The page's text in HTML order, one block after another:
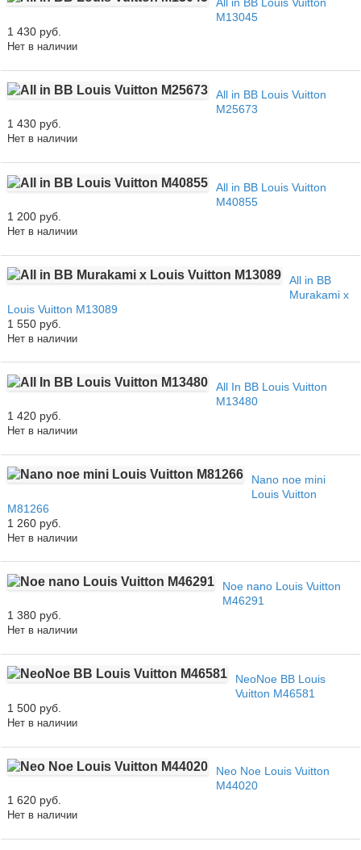
M13045
1 430 руб.
Нет в наличии
All in BB Louis Vuitton
M25673
1 430 руб.
Нет в наличии
All in BB Louis Vuitton
M40855
1 200 руб.
Нет в наличии
All in BB
Murakami x
Louis Vuitton M13089
1 550 руб.
Нет в наличии
All In BB Louis Vuitton
M13480
1 420 руб.
Нет в наличии
Nano noe mini
Louis Vuitton
M81266
1 260 руб.
Нет в наличии
Noe nano Louis Vuitton
M46291
1 380 руб.
Нет в наличии
NeoNoe BB Louis
Vuitton M46581
1 500 руб.
Нет в наличии
Neo Noe Louis Vuitton
M44020
1 620 руб.
Нет в наличии